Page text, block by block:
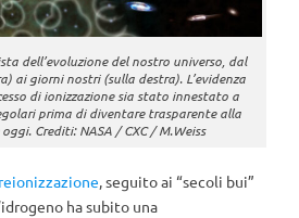
dell’evoluzione del nostro universo, dal
ai giorni nostri (sulla destra). L’evidenza
di ionizzazione sia stato innestato a
prima di diventare trasparente alla
Crediti: NASA / CXC / M.Weiss
reionizzazione, seguito ai “secoli bui”
ha subito una